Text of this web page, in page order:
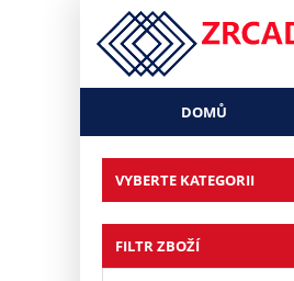
DOMŮ
VYBERTE KATEGORII
FILTR ZBOŽÍ